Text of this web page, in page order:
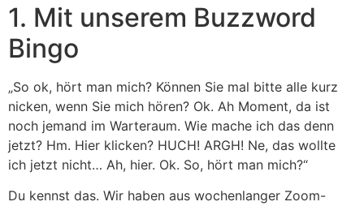
1. Mit unserem Buzzword
Bingo
„So ok, hört man mich? Können Sie mal bitte alle kurz
nicken, wenn Sie mich hören? Ok. Ah Moment, da ist
noch jemand im Warteraum. Wie mache ich das denn
jetzt? Hm. Hier klicken? HUCH! ARGH! Ne, das wollte
ich jetzt nicht… Ah, hier. Ok. So, hört man mich?“
Du kennst das. Wir haben aus wochenlanger Zoom-